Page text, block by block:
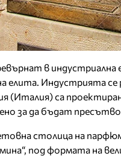
в индустриална
Индустрията се
(Италия) са
за да бъдат
столица на
под формата на